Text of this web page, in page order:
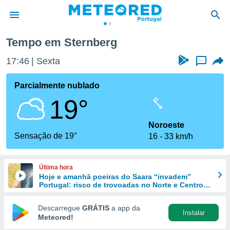
da
foi
fornecidas
a este
das
e
forma
digital
Tempo em Sternberg
17:46 Sexta ...
Parcialmente nublado
19°
Sensação de 19°
Noroeste
16
33 km/h
Última hora
Hoje e amanhã poeiras do Saara “invadem”
Portugal: risco de trovoadas no Norte e Centro
Descarregue GRÁTIS a app da
Meteored!
Instalar